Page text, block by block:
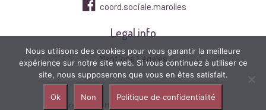
coord.sociale.marolles
Legal info
Mentions Légales
Site réalisé par Média Animation
Nous utilisons des cookies pour vous garantir la meilleure
expérience sur notre site web. Si vous continuez à utiliser ce
site, nous supposerons que vous en êtes satisfait.
Ok Non Politique de confidentialité